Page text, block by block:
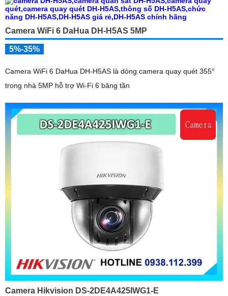
Camera WiFi 6 DaHua DH-H5AS 5MP
5%-35%
Camera WiFi 6 DaHua DH-H5AS là dòng camera quay quét 355°
trong nhà 5MP hỗ trợ Wi-Fi 6 băng tần
Camera Hikvision DS-2DE4A425IWG1-E